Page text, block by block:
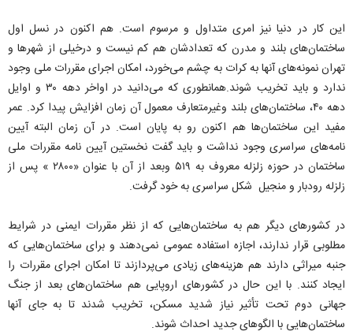
این کار در دنیا نیز امری متداول و مرسوم است. هم اکنون در نسل اول
ساختمان‌های بلند و مدرن که تعدادشان هم کم نیست و درخیلی از شهر‌ها و
تهران نمونه‌های آنها به کرات به چشم می‌خورد، امکان اجرای مقررات ملی وجود
ندارد و باید تخریب شوند.همانطوری که می‌دانید در اواخر دهه ۳۰ و اوایل
دهه ۴۰، ساختمان‌های بلند وغیرمتعارف معمول آن زمان افزایش پیدا کرد. عمر
مفید این ساختمان‌ها هم اکنون رو به پایان است. در آن زمان البته آیین
نامه‌های سراسری وجود نداشت و باید گفت نخستین آیین نامه مقررات ملی
ساختمان در حوزه زلزله معروف به ۵۱۹ وبعد از آن با عنوان «۲۸۰۰ » پس از
زلزله رودبار و منجیل شکل سراسری به خود گرفت.
در کشورهای دیگر هم به ساختمان‌هایی که از نظر مقررات ایمنی در شرایط
مطلوبی قرار ندارند، اجازه استفاده عمومی نمی‌دهند و برای ساختمان‌هایی که
جنبه میراثی دارند هم هزینه‌های زیادی می‌پردازند تا امکان اجرای مقررات را
ایجاد کنند. با این حال در کشورهای اروپایی هم ساختمان‌های بعد از جنگ
جهانی دوم تحت تأثیر نیاز شدید مسکن، تخریب شدند تا به جای آنها
ساختمان‌هایی با الگوهای جدید احداث شوند.